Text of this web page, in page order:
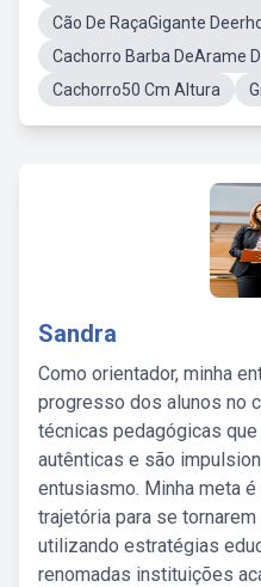
Cão De RaçaGigante
Cachorro Barba DeArame
Cachorro50 Cm Altura
Sandra
Como orientador, minha
progresso dos alunos no
técnicas pedagógicas
autênticas e são
entusiasmo. Minha meta
trajetória para se
utilizando estratégias
renomadas instituições